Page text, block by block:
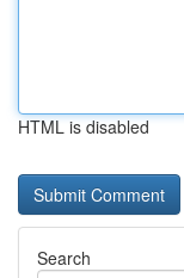
HTML is disabled
Search